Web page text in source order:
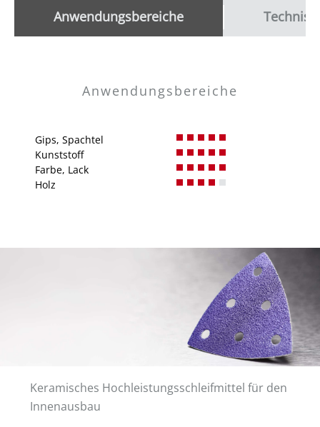
Anwendungsbereiche
Anwendungsbereiche
Gips, Spachtel
Kunststoff
Farbe, Lack
Holz
Keramisches Hochleistungsschleifmittel für den
Innenausbau